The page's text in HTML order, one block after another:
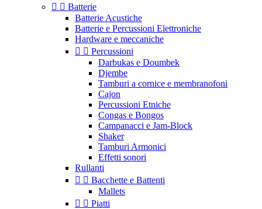
  Batterie
Batterie Acustiche
Batterie e Percussioni Elettroniche
Hardware e meccaniche
  Percussioni
Darbukas e Doumbek
Djembe
Tamburi a cornice e membranofoni
Cajon
Percussioni Etniche
Congas e Bongos
Campanacci e Jam-Block
Shaker
Tamburi Armonici
Effetti sonori
Rullanti
  Bacchette e Battenti
Mallets
  Piatti